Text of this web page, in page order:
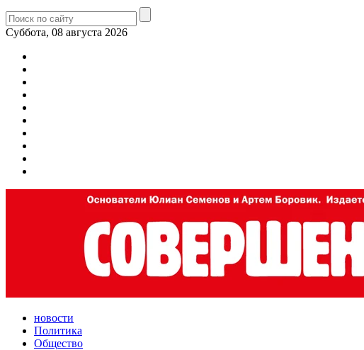
Суббота, 08 августа 2026
новости
Политика
Общество